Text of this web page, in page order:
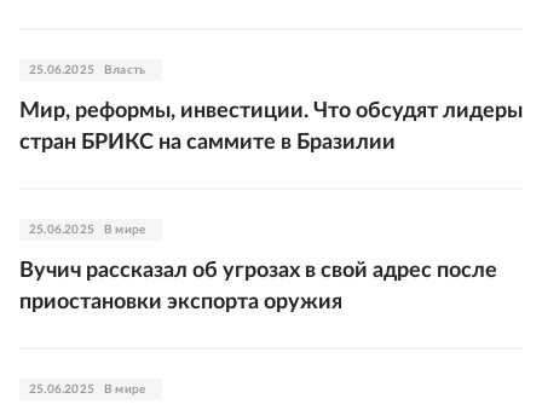
25.06.2025 Власть
Мир, реформы, инвестиции. Что обсудят лидеры
стран БРИКС на саммите в Бразилии
25.06.2025 В мире
Вучич рассказал об угрозах в свой адрес после
приостановки экспорта оружия
25.06.2025 В мире